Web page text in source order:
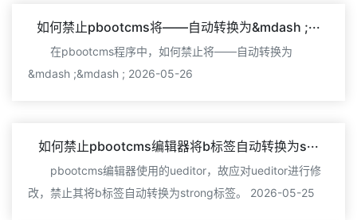
如何禁止pbootcms将——自动转换为&mdash ;···
在pbootcms程序中，如何禁止将——自动转换为
&mdash ;&mdash ; 2026-05-26
如何禁止pbootcms编辑器将b标签自动转换为s···
pbootcms编辑器使用的ueditor，故应对ueditor进行修
改，禁止其将b标签自动转换为strong标签。 2026-05-25